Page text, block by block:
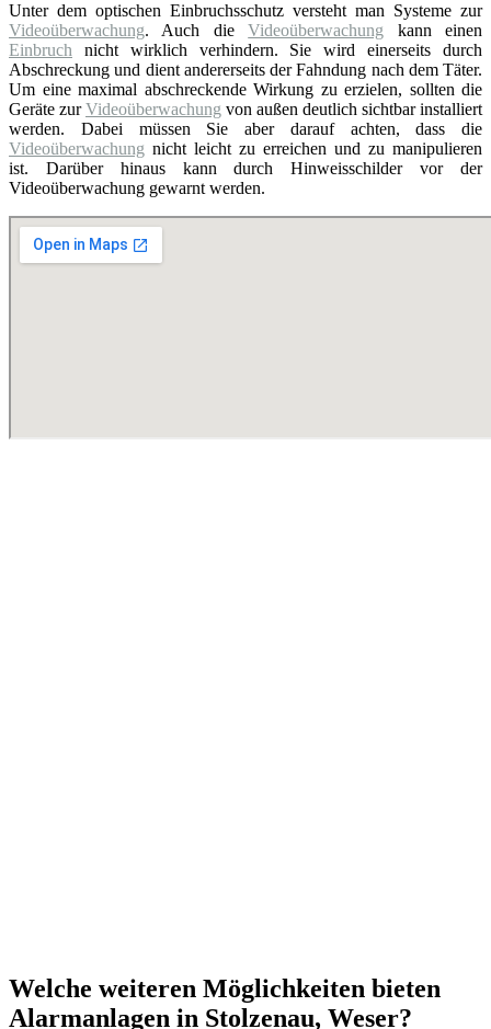
Unter dem optischen Einbruchsschutz versteht man Systeme zur
Videoüberwachung. Auch dieVideoüberwachung kann einen
Einbruch nicht wirklich verhindern. Sie wird einerseits durch
Abschreckung und dient andererseits der Fahndung nach dem Täter.
Um eine maximal abschreckende Wirkung zu erzielen, sollten die
Geräte zurVideoüberwachung von außen deutlich sichtbar installiert
werden. Dabei müssen Sie aber darauf achten, dass die
Videoüberwachung nicht leicht zu erreichen und zu manipulieren
ist. Darüber hinaus kann durch Hinweisschilder vor der
Videoüberwachung gewarnt werden.
Welche weiteren Möglichkeiten bieten
Alarmanlagen in Stolzenau, Weser?